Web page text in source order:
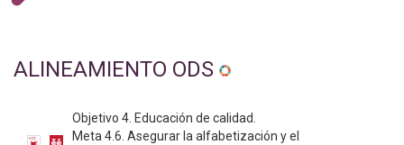
ALINEAMIENTO ODS
Objetivo 4. Educación de calidad.
Meta 4.6. Asegurar la alfabetización y el